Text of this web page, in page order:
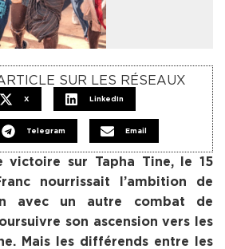
SUR LES RÉSEAUX
X LinkedIn
Telegram Email
victoire sur Tapha Tine, le 15
nourrissait l’ambition de
avec un autre combat de
son ascension vers les
Mais les différends entre les